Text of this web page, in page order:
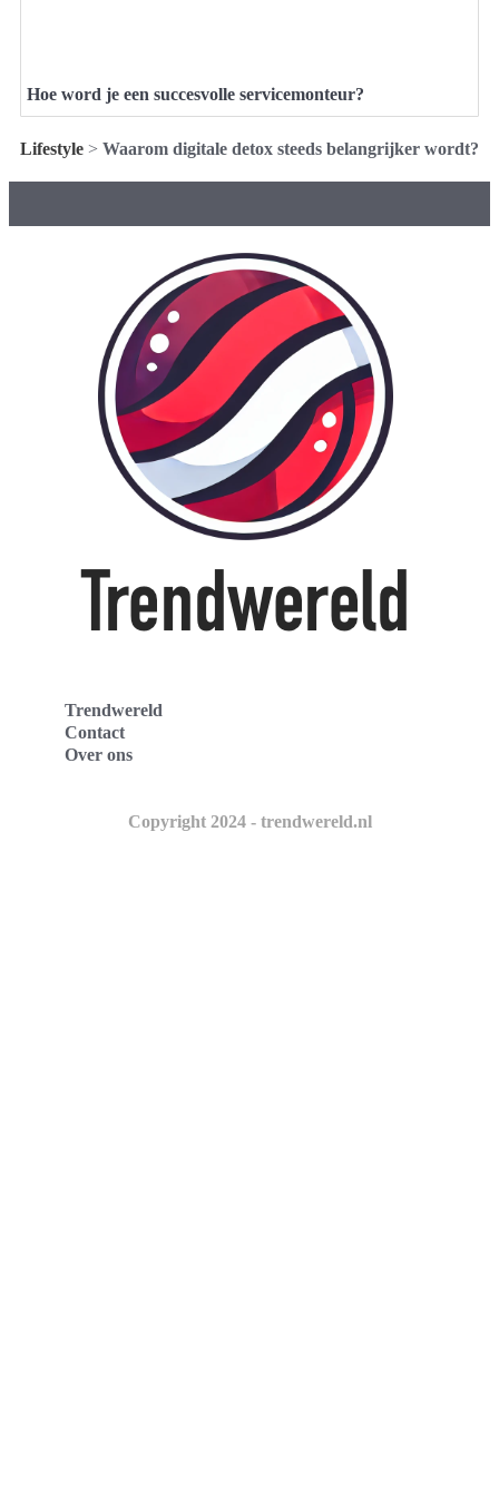
Hoe word je een succesvolle servicemonteur?
Lifestyle > Waarom digitale detox steeds belangrijker wordt?
Trendwereld
Contact
Over ons
Copyright 2024 - trendwereld.nl